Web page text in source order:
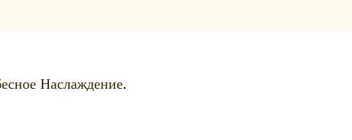
Наслаждение.